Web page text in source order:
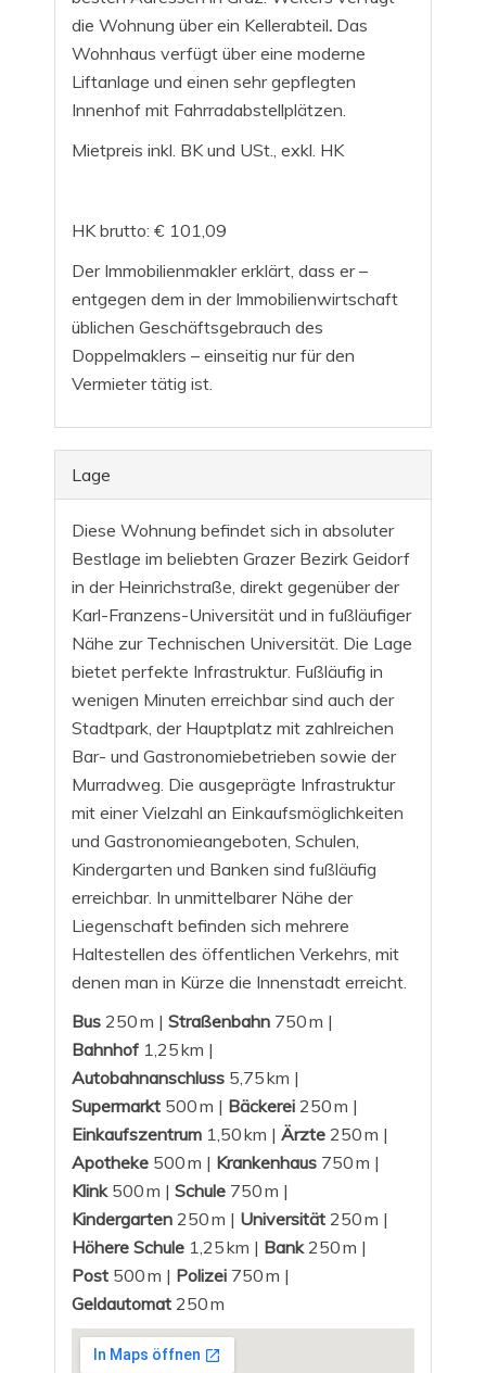
die Wohnung über ein Kellerabteil. Das
Wohnhaus verfügt über eine moderne
Liftanlage und einen sehr gepflegten
Innenhof mit Fahrradabstellplätzen.
Mietpreis inkl. BK und USt., exkl. HK
HK brutto: € 101,09
Der Immobilienmakler erklärt, dass er –
entgegen dem in der Immobilienwirtschaft
üblichen Geschäftsgebrauch des
Doppelmaklers – einseitig nur für den
Vermieter tätig ist.
Lage
Diese Wohnung befindet sich in absoluter
Bestlage im beliebten Grazer Bezirk Geidorf
in der Heinrichstraße, direkt gegenüber der
Karl-Franzens-Universität und in fußläufiger
Nähe zur Technischen Universität. Die Lage
bietet perfekte Infrastruktur. Fußläufig in
wenigen Minuten erreichbar sind auch der
Stadtpark, der Hauptplatz mit zahlreichen
Bar- und Gastronomiebetrieben sowie der
Murradweg. Die ausgeprägte Infrastruktur
mit einer Vielzahl an Einkaufsmöglichkeiten
und Gastronomieangeboten, Schulen,
Kindergarten und Banken sind fußläufig
erreichbar. In unmittelbarer Nähe der
Liegenschaft befinden sich mehrere
Haltestellen des öffentlichen Verkehrs, mit
denen man in Kürze die Innenstadt erreicht.
Bus 250 m | Straßenbahn 750 m |
Bahnhof 1,25 km |
Autobahnanschluss 5,75 km |
Supermarkt 500 m | Bäckerei 250 m |
Einkaufszentrum 1,50 km | Ärzte 250 m |
Apotheke 500 m | Krankenhaus 750 m |
Klink500 m | Schule 750 m |
Kindergarten 250 m | Universität 250 m |
Höhere Schule 1,25 km | Bank250 m |
Post 500 m | Polizei 750 m |
Geldautomat 250 m